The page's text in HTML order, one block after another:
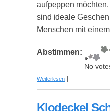
aufpeppen
sind ideale
Menschen mit
Abstimmen:
No
Weiterlesen über Klodeckel
Klodeckel